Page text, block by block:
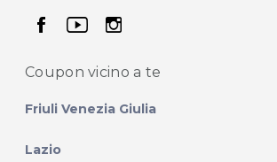
seguici su facebook
seguici su youtube
seguici su
Coupon vicino a te
Friuli Venezia Giulia
Lazio